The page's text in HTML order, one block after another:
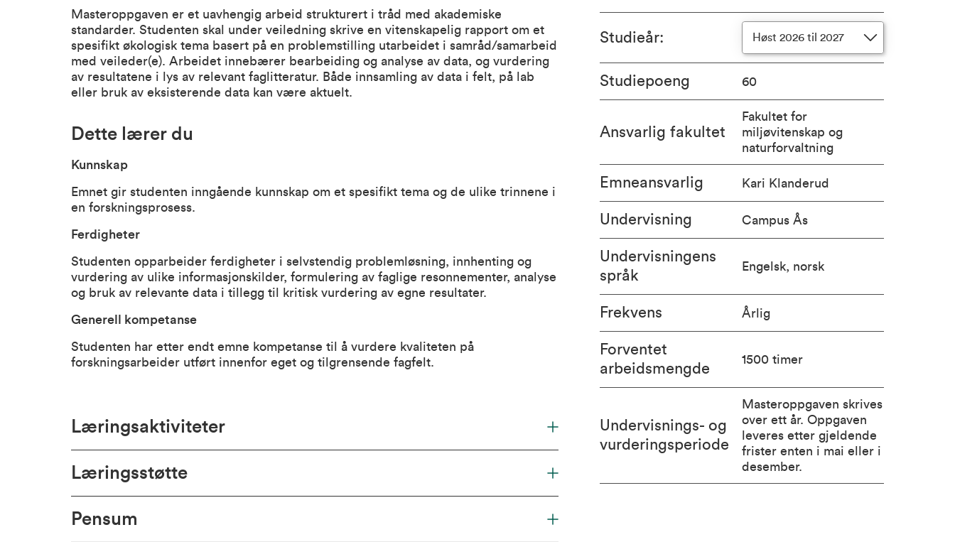
Masteroppgaven er et uavhengig arbeid strukturert i tråd med akademiske
standarder. Studenten skal under veiledning skrive en vitenskapelig rapport om et
spesifikt økologisk tema basert på en problemstilling utarbeidet i samråd/samarbeid
med veileder(e). Arbeidet innebærer bearbeiding og analyse av data, og vurdering
av resultatene i lys av relevant faglitteratur. Både innsamling av data i felt, på lab
eller bruk av eksisterende data kan være aktuelt.
Dette lærer du
Kunnskap
Emnet gir studenten inngående kunnskap om et spesifikt tema og de ulike trinnene i
en forskningsprosess.
Ferdigheter
Studenten opparbeider ferdigheter i selvstendig problemløsning, innhenting og
vurdering av ulike informasjonskilder, formulering av faglige resonnementer, analyse
og bruk av relevante data i tillegg til kritisk vurdering av egne resultater.
Generell kompetanse
Studenten har etter endt emne kompetanse til å vurdere kvaliteten på
forskningsarbeider utført innenfor eget og tilgrensende fagfelt.
Læringsaktiviteter
Læringsstøtte
Pensum
Studieår: Høst 2026 til 2027
Studiepoeng 60
Ansvarlig fakultet
Fakultet for
miljøvitenskap og
naturforvaltning
Emneansvarlig Kari Klanderud
Undervisning Campus Ås
Undervisningens
språk
Engelsk, norsk
Frekvens Årlig
Forventet
arbeidsmengde
1500 timer
Undervisnings- og
vurderingsperiode
Masteroppgaven skrives
over ett år. Oppgaven
leveres etter gjeldende
frister enten i mai eller i
desember.